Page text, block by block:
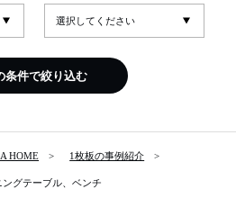
条件で絞り込む
HOME 1枚板の事例紹介
グテーブル、ベンチ